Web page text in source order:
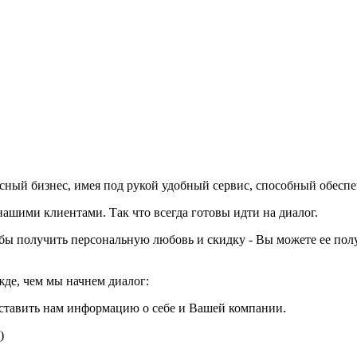
бизнес, имея под рукой удобный сервис, способный
клиентами. Так что всегда готовы идти на диалог.
получить персональную любовь и скидку - Вы можете ее
чем мы начнем диалог:
нам информацию о себе и Вашей компании.